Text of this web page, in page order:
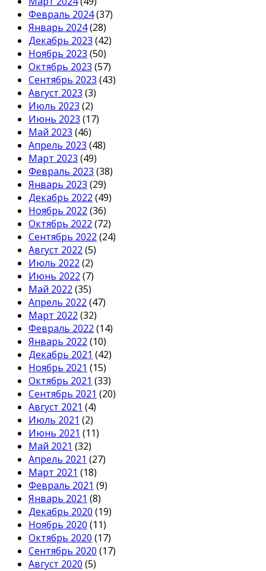
Февраль 2024(37)
Январь 2024(28)
Декабрь 2023 (42)
Ноябрь 2023 (50)
Октябрь 2023 (57)
Сентябрь 2023 (43)
Август 2023 (3)
Июль 2023 (2)
Июнь 2023 (17)
Май 2023 (46)
Апрель 2023 (48)
Март 2023 (49)
Февраль 2023 (38)
Январь 2023 (29)
Декабрь 2022 (49)
Ноябрь 2022 (36)
Октябрь 2022 (72)
Сентябрь 2022 (24)
Август 2022 (5)
Июль 2022 (2)
Июнь 2022 (7)
Май 2022 (35)
Апрель 2022 (47)
Март 2022 (32)
Февраль 2022 (14)
Январь 2022 (10)
Декабрь 2021 (42)
Ноябрь 2021 (15)
Октябрь 2021 (33)
Сентябрь 2021 (20)
Август 2021 (4)
Июль 2021 (2)
Июнь 2021 (11)
Май 2021 (32)
Апрель 2021 (27)
Март 2021 (18)
Февраль 2021 (9)
Январь 2021 (8)
Декабрь 2020 (19)
Ноябрь 2020 (11)
Октябрь 2020 (17)
Сентябрь 2020 (17)
Август 2020 (5)